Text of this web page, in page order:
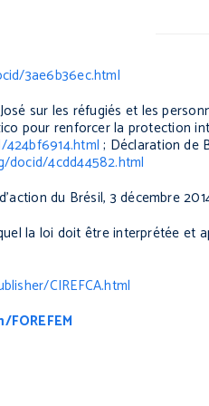
3ae6b36ec.html
sur les réfugiés et les
pour renforcer la protection
; Déclaration de
docid/4cdd44582.html
du Brésil, 3 décembre
la loi doit être interprétée et
CIREFCA.html